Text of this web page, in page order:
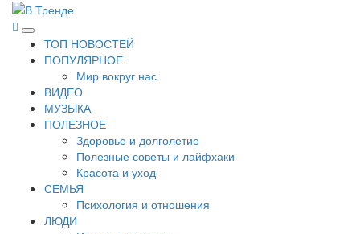
Перейти
содержимому
В Тренде
Самые свежие новости интернета
Основное
меню
ТОП НОВОСТЕЙ
ПОПУЛЯРНОЕ
Мир вокруг нас
ВИДЕО
МУЗЫКА
ПОЛЕЗНОЕ
Здоровье и долголетие
Полезные советы и лайфхаки
Красота и уход
СЕМЬЯ
Психология и отношения
ЛЮДИ